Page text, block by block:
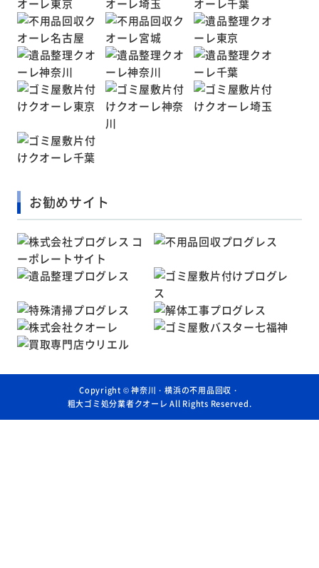
お勧めサイト
Copyright ©神奈川・横浜の不用品回収・
粗大ゴミ処分業者クオーレ All Rights Reserved.